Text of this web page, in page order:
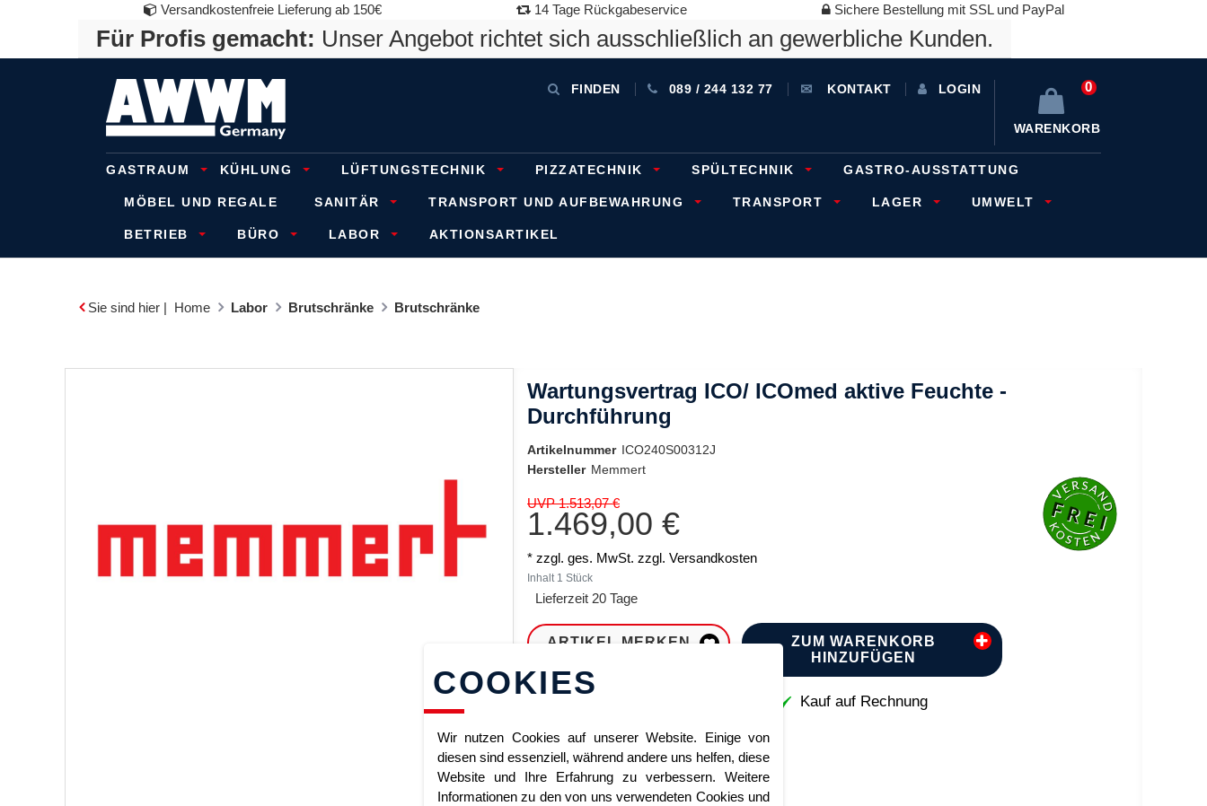
Versandkostenfreie Lieferung ab 150€ 14 Tage Rückgabeservice Sichere Bestellung mit SSL und PayPal
Für Profis gemacht: Unser Angebot richtet sich ausschließlich an gewerbliche Kunden.
FINDEN 089 / 244 132 77 KONTAKT LOGIN 0
WARENKORB
GASTRAUM KÜHLUNG LÜFTUNGSTECHNIK PIZZATECHNIK SPÜLTECHNIK GASTRO-AUSSTATTUNG
MÖBEL UND REGALE SANITÄR TRANSPORT UND AUFBEWAHRUNG TRANSPORT LAGER UMWELT
BETRIEB BÜRO LABOR AKTIONSARTIKEL
Sie sind hier | Home Labor Brutschränke Brutschränke
Wartungsvertrag ICO/ ICOmed aktive Feuchte -
Durchführung
Artikelnummer ICO240S00312J
Hersteller Memmert
UVP 1.513,07 €
1.469,00 €
* zzgl. ges. MwSt. zzgl. Versandkosten
Inhalt 1 Stück
Lieferzeit 20 Tage
ARTIKEL MERKEN
ZUM WARENKORB
HINZUFÜGEN
Kauf auf Rechnung
COOKIES
Wir nutzen Cookies auf unserer Website. Einige von
diesen sind essenziell, während andere uns helfen, diese
Website und Ihre Erfahrung zu verbessern. Weitere
Informationen zu den von uns verwendeten Cookies und